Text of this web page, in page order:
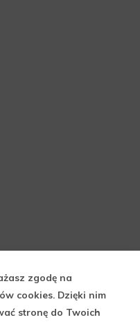
zgodę na
cookies. Dzięki nim
stronę do Twoich